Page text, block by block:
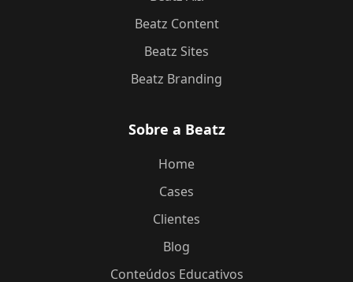
Beatz Content
Beatz Sites
Beatz Branding
Sobre a Beatz
Home
Cases
Clientes
Blog
Conteúdos Educativos